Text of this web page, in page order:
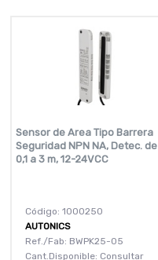
Sensor de Area Tipo Barrera
Seguridad NPN NA, Detec. de
0,1 a 3 m, 12-24VCC
Código: 1000250
AUTONICS
Ref./Fab: BWPK25-05
Cant.Disponible: Consultar